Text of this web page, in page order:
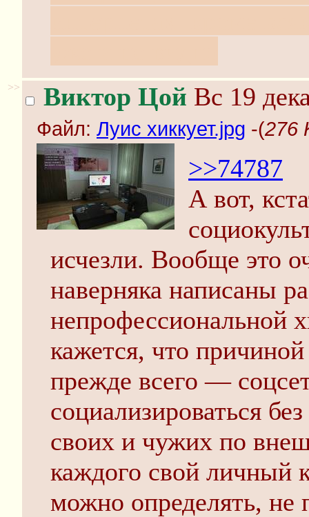
>> Виктор Цой Вс 19
Файл: Луис хиккует.jpg -(276
>>74787
А вот,
исчезли. Вообще это
наверняка написаны
непрофессиональной
кажется, что причиной
прежде всего —
социализироваться
своих и чужих по
каждого свой личный
можно определять, не